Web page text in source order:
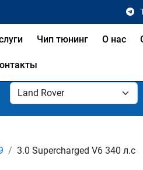
Чип тюнинг О нас
3.0 Supercharged V6 340 л.с